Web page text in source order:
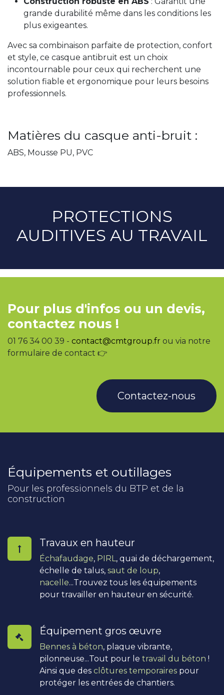
grande durabilité même dans les conditions les
plus exigeantes.
Avec sa combinaison parfaite de protection, confort
et style, ce casque antibruit est un choix
incontournable pour ceux qui recherchent une
solution fiable et ergonomique pour leurs besoins
professionnels.
Matières du casque anti-bruit :
ABS, Mousse PU, PVC
PROTECTIONS
AUDITIVES AU TRAVAIL
Pour plus d'infos ou un devis,
contactez nous !
01 76 34 00 39 - contact@cmtgroup.fr ou via notre
formulaire de contact 👉
Contactez-nous
Équipements et outillages
Pour les professionnels du BTP et de la
construction
Travaux en hauteur
Échafaudage, PIRL, quai de déchargement,
échelle de talus, saut de loup,
nacelle...Trouvez tous les équipements
pour travailler en hauteur en sécurité.
Équipement gros œuvre
Bennes à béton, plaque vibrante,
pilonneuse...Tout pour le travail du béton !
Ainsi que des clôtures temporaires pour
protéger les entrées de chantiers.